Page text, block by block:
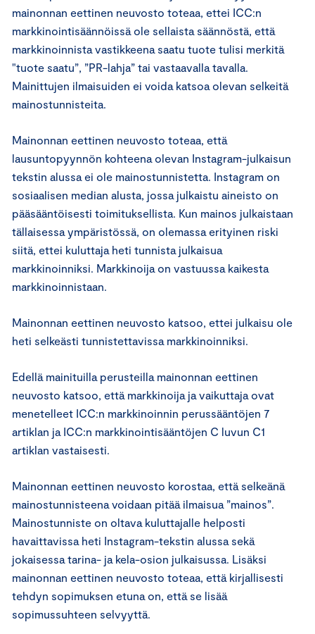
mainonnan eettinen neuvosto toteaa, ettei ICC:n
markkinointisäännöissä ole sellaista säännöstä, että
markkinoinnista vastikkeena saatu tuote tulisi merkitä
"tuote saatu”, ”PR-lahja” tai vastaavalla tavalla.
Mainittujen ilmaisuiden ei voida katsoa olevan selkeitä
mainostunnisteita.
Mainonnan eettinen neuvosto toteaa, että
lausuntopyynnön kohteena olevan Instagram-julkaisun
tekstin alussa ei ole mainostunnistetta. Instagram on
sosiaalisen median alusta, jossa julkaistu aineisto on
pääsääntöisesti toimituksellista. Kun mainos julkaistaan
tällaisessa ympäristössä, on olemassa erityinen riski
siitä, ettei kuluttaja heti tunnista julkaisua
markkinoinniksi. Markkinoija on vastuussa kaikesta
markkinoinnistaan.
Mainonnan eettinen neuvosto katsoo, ettei julkaisu ole
heti selkeästi tunnistettavissa markkinoinniksi.
Edellä mainituilla perusteilla mainonnan eettinen
neuvosto katsoo, että markkinoija ja vaikuttaja ovat
menetelleet ICC:n markkinoinnin perussääntöjen 7
artiklan ja ICC:n markkinointisääntöjen C luvun C1
artiklan vastaisesti.
Mainonnan eettinen neuvosto korostaa, että selkeänä
mainostunnisteena voidaan pitää ilmaisua ”mainos”.
Mainostunniste on oltava kuluttajalle helposti
havaittavissa heti Instagram-tekstin alussa sekä
jokaisessa tarina- ja kela-osion julkaisussa. Lisäksi
mainonnan eettinen neuvosto toteaa, että kirjallisesti
tehdyn sopimuksen etuna on, että se lisää
sopimussuhteen selvyyttä.